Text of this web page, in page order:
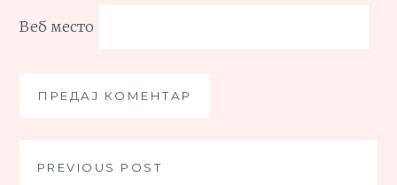
Веб место
Кретање
PREVIOUS POST